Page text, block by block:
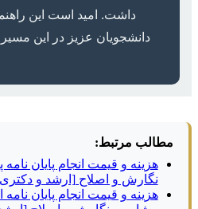
داشت. امید است این
دانشجویان عزیز در این
مطالب مرتبط:
هزینه و قیمت انجام پایان
نگارش و اصلاح [ارشد و
هزینه و قیمت انجام پایان